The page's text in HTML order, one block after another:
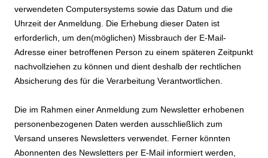
verwendeten Computersystems sowie das Datum und die
Uhrzeit der Anmeldung. Die Erhebung dieser Daten ist
erforderlich, um den(möglichen) Missbrauch der E-Mail-
Adresse einer betroffenen Person zu einem späteren Zeitpunkt
nachvollziehen zu können und dient deshalb der rechtlichen
Absicherung des für die Verarbeitung Verantwortlichen.
Die im Rahmen einer Anmeldung zum Newsletter erhobenen
personenbezogenen Daten werden ausschließlich zum
Versand unseres Newsletters verwendet. Ferner könnten
Abonnenten des Newsletters per E-Mail informiert werden,